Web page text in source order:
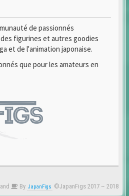
de passionnés
figurines et autres goodies
et de l'animation japonaise.
que pour les amateurs en
and By JapanFigs ©JapanFigs 2017 ~ 2018